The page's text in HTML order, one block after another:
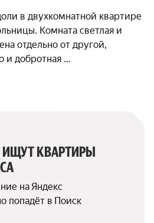
Комната светлая и
отдельно от другой,
и добротная
ИЩУТ КВАРТИРЫ
на Яндекс
попадёт в Поиск